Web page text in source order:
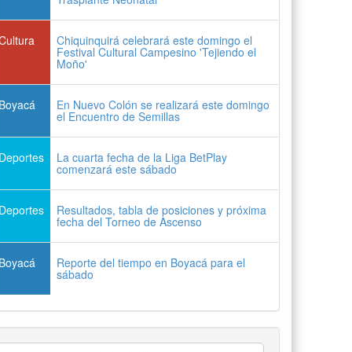
Chiquinquirá celebrará este domingo el
Festival Cultural Campesino 'Tejiendo el
Moño'
Boyacá En Nuevo Colón se realizará este domingo
el Encuentro de Semillas
Deportes La cuarta fecha de la Liga BetPlay
comenzará este sábado
Deportes Resultados, tabla de posiciones y próxima
fecha del Torneo de Ascenso
Boyacá Reporte del tiempo en Boyacá para el
sábado